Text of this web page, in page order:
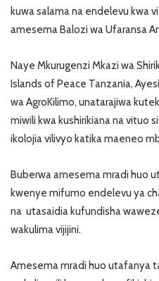
kuwa salama na endelevu kwa
amesema Balozi wa Ufaransa
Naye Mkurugenzi Mkazi wa
Islands of Peace Tanzania,
wa AgroKilimo, unatarajiwa
miwili kwa kushirikiana na vituo
ikolojia vilivyo katika maeneo
Buberwa amesema mradi huo
kwenye mifumo endelevu ya
na utasaidia kufundisha
wakulima vijijini.
Amesema mradi huo utafanya